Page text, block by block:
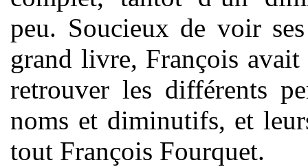
peu. Soucieux de voir
grand livre, François
retrouver les différents
noms et diminutifs, et
tout François Fourquet.